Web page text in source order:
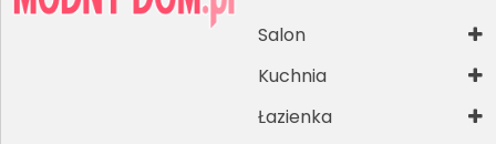
Salon
Kuchnia
Łazienka